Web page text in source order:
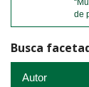
de
Busca
Autor